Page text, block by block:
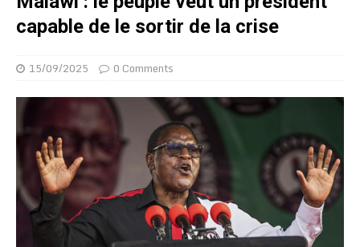
capable de le sortir de la crise
15/09/2025 0 Comments